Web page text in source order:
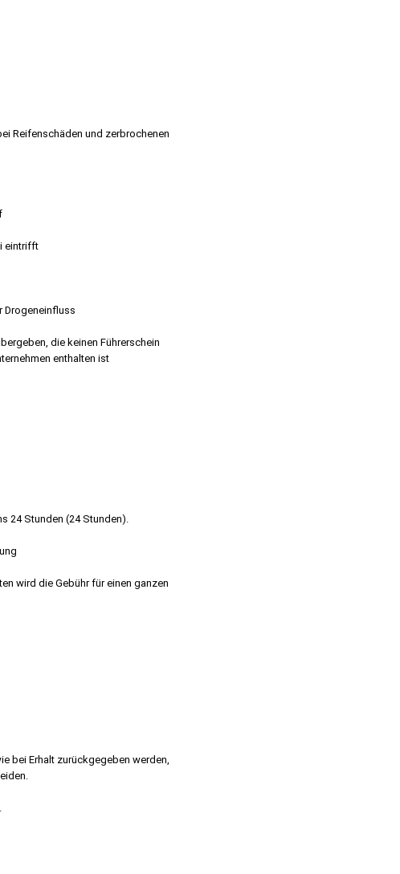
Reifenschäden und zerbrochenen
eintrifft
Drogeneinfluss
die keinen Führerschein
enthalten ist
24 Stunden (24 Stunden).
wird die Gebühr für einen ganzen
bei Erhalt zurückgegeben werden,